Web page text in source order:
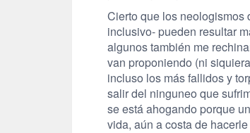
Cierto que los neologismos
inclusivo- pueden resultar
algunos también me
van proponiendo (ni
incluso los más fallidos y
salir del ninguneo que
se está ahogando porque
vida, aún a costa de